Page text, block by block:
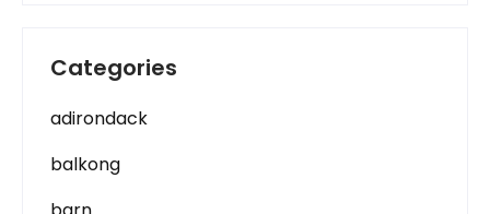
Categories
adirondack
balkong